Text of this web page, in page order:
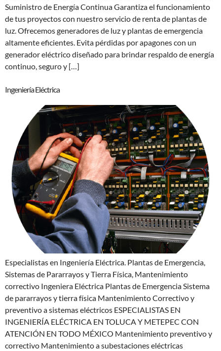
Suministro de Energía Continua Garantiza el funcionamiento
de tus proyectos con nuestro servicio de renta de plantas de
luz. Ofrecemos generadores de luz y plantas de emergencia
altamente eficientes. Evita pérdidas por apagones con un
generador eléctrico diseñado para brindar respaldo de energía
continuo, seguro y […]
Ingeniería Eléctrica
Especialistas en Ingeniería Eléctrica. Plantas de Emergencia,
Sistemas de Pararrayos y Tierra Física, Mantenimiento
correctivo Ingeniera Eléctrica Plantas de Emergencia Sistema
de pararrayos y tierra física Mantenimiento Correctivo y
preventivo a sistemas eléctricos ESPECIALISTAS EN
INGENIERÍA ELÉCTRICA EN TOLUCA Y METEPEC CON
ATENCIÓN EN TODO MÉXICO Mantenimiento preventivo y
correctivo Mantenimiento a subestaciones eléctricas